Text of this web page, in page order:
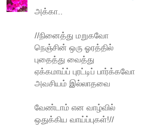
அக்கா..
//நினைத்து மறுகவோ
நெஞ்சின் ஒரு ஓரத்தில்
புதைத்து வைத்து
ஏக்கமாய்ப் புரட்டிப் பார்க்கவோ
அவசியம் இல்லாதவை
வேண்டாம் என வாழ்வில்
ஒதுக்கிய வாய்ப்புகள்!//